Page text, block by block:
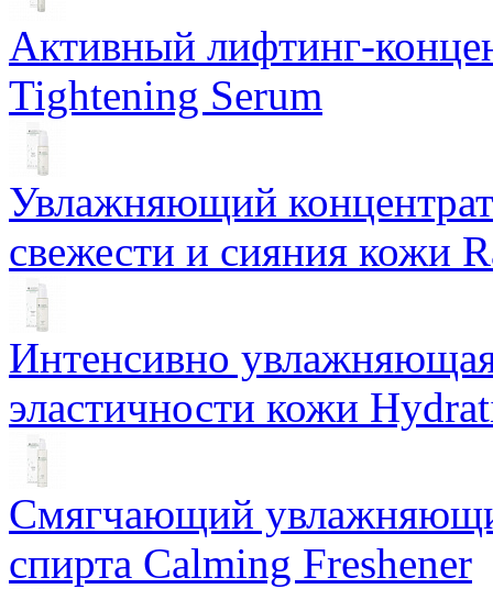
Активный лифтинг-
Tightening Serum
Увлажняющий
свежести и сияния кожи
Интенсивно
эластичности кожи
Смягчающий
спирта Calming Freshener